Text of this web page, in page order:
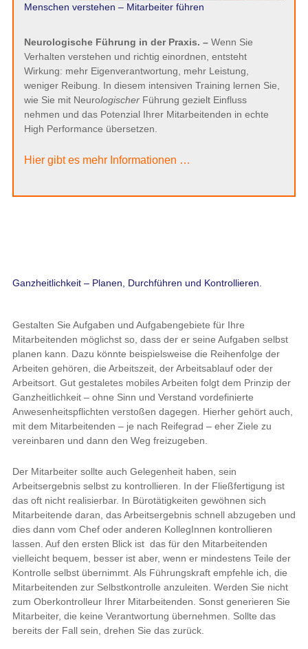
Menschen verstehen – Mitarbeiter führen
Neurologische Führung in der Praxis. – Wenn Sie
Verhalten verstehen und richtig einordnen, entsteht
Wirkung: mehr Eigenverantwortung, mehr Leistung,
weniger Reibung. In diesem intensiven Training lernen Sie,
wie Sie mit NeurologischerFührung gezielt Einfluss
nehmen und das Potenzial Ihrer Mitarbeitenden in echte
High Performance übersetzen.
Hier gibt es mehr Informationen …
Ganzheitlichkeit – Planen, Durchführen und Kontrollieren.
Gestalten Sie Aufgaben und Aufgabengebiete für Ihre
Mitarbeitenden möglichst so, dass der er seine Aufgaben selbst
planen kann. Dazu könnte beispielsweise die Reihenfolge der
Arbeiten gehören, die Arbeitszeit, der Arbeitsablauf oder der
Arbeitsort. Gut gestaletes mobiles Arbeiten folgt dem Prinzip der
Ganzheitlichkeit – ohne Sinn und Verstand vordefinierte
Anwesenheitspflichten verstoßen dagegen. Hierher gehört auch,
mit dem Mitarbeitenden – je nach Reifegrad – eher Ziele zu
vereinbaren und dann den Weg freizugeben.
Der Mitarbeiter sollte auch Gelegenheit haben, sein
Arbeitsergebnis selbst zu kontrollieren. In der Fließfertigung ist
das oft nicht realisierbar. In Bürotätigkeiten gewöhnen sich
Mitarbeitende daran, das Arbeitsergebnis schnell abzugeben und
dies dann vom Chef oder anderen KollegInnen kontrollieren
lassen. Auf den ersten Blick ist das für den Mitarbeitenden
vielleicht bequem, besser ist aber, wenn er mindestens Teile der
Kontrolle selbst übernimmt. Als Führungskraft empfehle ich, die
Mitarbeitenden zur Selbstkontrolle anzuleiten. Werden Sie nicht
zum Oberkontrolleur Ihrer Mitarbeitenden. Sonst generieren Sie
Mitarbeiter, die keine Verantwortung übernehmen. Sollte das
bereits der Fall sein, drehen Sie das zurück.